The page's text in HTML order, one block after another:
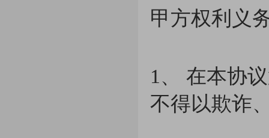
甲方权利义
1、 在本协
不得以欺诈